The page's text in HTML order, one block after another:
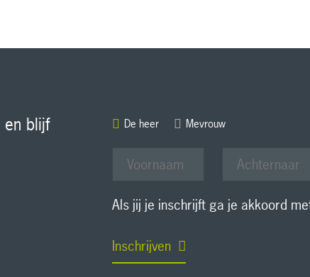
en blijf
Aanhef
De heer Mevrouw
Voornaam * Achternaam *
Als jij je inschrijft ga je akkoord
Inschrijven